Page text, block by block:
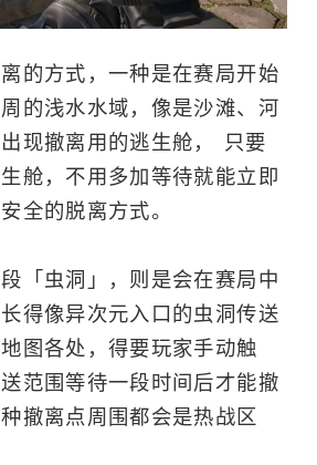
的方式，一种是在赛局开始
的浅水水域，像是沙滩、河
现撤离用的逃生舱， 只要
舱，不用多加等待就能立即
全的脱离方式。
「虫洞」，则是会在赛局中
得像异次元入口的虫洞传送
图各处，得要玩家手动触
范围等待一段时间后才能撤
撤离点周围都会是热战区